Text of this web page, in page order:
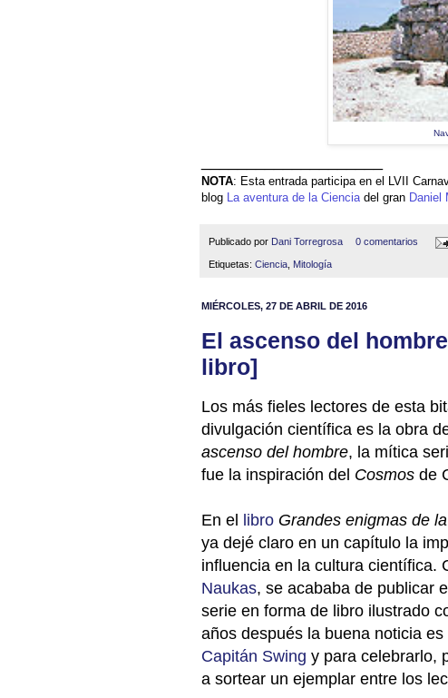
NOTA: Esta entrada participa en el LVII
blog La aventura de la Ciencia del gran Daniel
Publicado por Dani Torregrosa 0 comentarios
Etiquetas: Ciencia Mitología
MIÉRCOLES, 27 DE ABRIL DE 2016
El ascenso del
libro]
Los más fieles lectores de esta
divulgación científica es la obra
ascenso del hombre, la mítica
fue la inspiración del Cosmos de
En el libro Grandes enigmas de
ya dejé claro en un capítulo la
influencia en la cultura científica.
Naukas, se acababa de publicar
serie en forma de libro ilustrado
años después la buena noticia
Capitán Swing y para celebrarlo,
a sortear un ejemplar entre los